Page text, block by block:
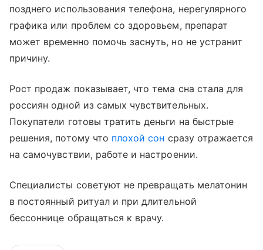
позднего использования телефона, нерегулярного
графика или проблем со здоровьем, препарат
может временно помочь заснуть, но не устранит
причину.
Рост продаж показывает, что тема сна стала для
россиян одной из самых чувствительных.
Покупатели готовы тратить деньги на быстрые
решения, потому что плохой сон сразу отражается
на самочувствии, работе и настроении.
Специалисты советуют не превращать мелатонин
в постоянный ритуал и при длительной
бессоннице обращаться к врачу.